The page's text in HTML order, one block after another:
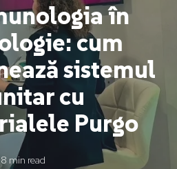
în
cum
sistemul
cu
Purgo
8 min read